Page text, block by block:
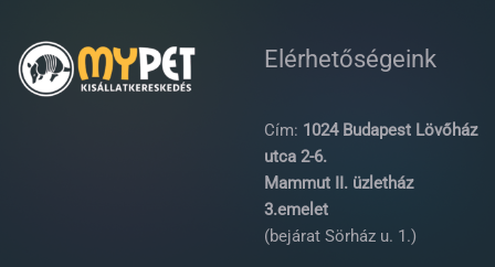
Elérhetőségeink
Cím: 1024 Budapest Lövőház
utca 2-6.
Mammut II. üzletház
3.emelet
(bejárat Sörház u. 1.)